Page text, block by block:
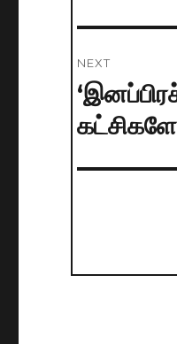
NEXT
Next
post: